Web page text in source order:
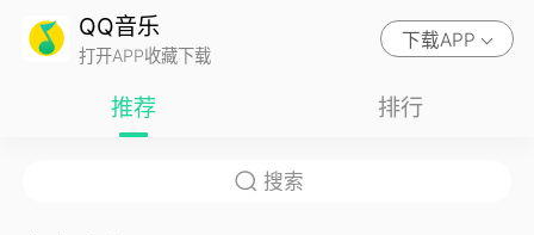
QQ音乐
打开APP收藏下载
下载APP
推荐 排行